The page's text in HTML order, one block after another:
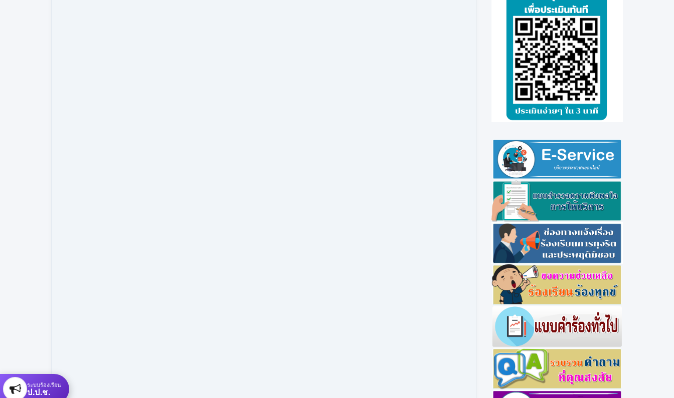
ระบบร้องเรียน
ป.ป.ช.